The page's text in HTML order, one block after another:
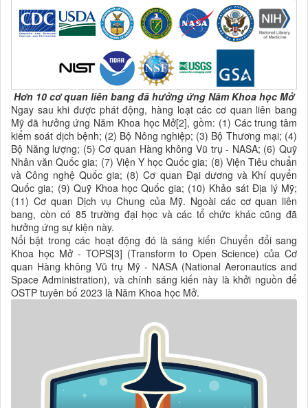
Hơn 10 cơ quan liên bang đã hưởng ứng Năm Khoa học Mở
Ngay sau khi được phát động, hàng loạt các cơ quan liên bang
Mỹ đã hưởng ứng Năm Khoa học Mở[2], gồm: (1) Các trung tâm
kiểm soát dịch bệnh; (2) Bộ Nông nghiệp; (3) Bộ Thương mại; (4)
Bộ Năng lượng; (5) Cơ quan Hàng không Vũ trụ - NASA; (6) Quỹ
Nhân văn Quốc gia; (7) Viện Y học Quốc gia; (8) Viện Tiêu chuẩn
và Công nghệ Quốc gia; (8) Cơ quan Đại dương và Khí quyển
Quốc gia; (9) Quỹ Khoa học Quốc gia; (10) Khảo sát Địa lý Mỹ;
(11) Cơ quan Dịch vụ Chung của Mỹ. Ngoài các cơ quan liên
bang, còn có 85 trường đại học và các tổ chức khác cũng đã
hưởng ứng sự kiện này.
Nổi bật trong các hoạt động đó là sáng kiến Chuyển đổi sang
Khoa học Mở - TOPS[3] (Transform to Open Science) của Cơ
quan Hàng không Vũ trụ Mỹ - NASA (National Aeronautics and
Space Administration), và chính sáng kiến này là khởi nguồn để
OSTP tuyên bố 2023 là Năm Khoa học Mở.